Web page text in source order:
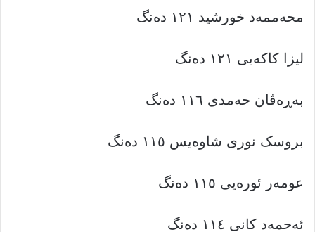
محەممەد خورشید ١٢١ دەنگ
لیزا کاکەیی ١٢١ دەنگ
بەڕەڤان حەمدی ١١٦ دەنگ
بروسک نوری شاوەیس ١١٥ دەنگ
عومەر ئورەیی ١١٥ دەنگ
ئەحمەد کانی ١١٤ دەنگ